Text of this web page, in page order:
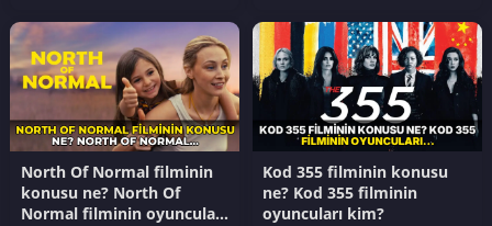
bölümünde ne oldu?
North Of Normal filminin
konusu ne? North Of
Normal filminin oyuncuları
Kod 355 filminin konusu
ne? Kod 355 filminin
oyuncuları kim?